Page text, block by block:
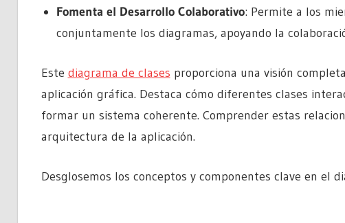
Fomenta el Desarrollo Colaborativo: Permite a los
conjuntamente los diagramas, apoyando la
Este diagrama de clases proporciona una visión
aplicación gráfica. Destaca cómo diferentes clases
formar un sistema coherente. Comprender estas
arquitectura de la aplicación.
Desglosemos los conceptos y componentes clave en el